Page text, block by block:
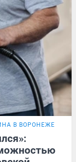
В ВОРОНЕЖЕ